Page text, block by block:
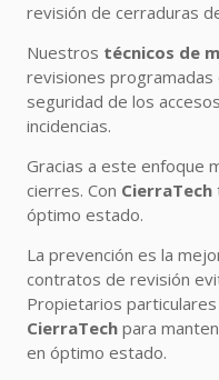
revisión de cerraduras
Nuestros técnicos de
revisiones programadas
seguridad de los
incidencias.
Gracias a este enfoque
cierres. Con CierraTech
óptimo estado.
La prevención es la
contratos de revisión
Propietarios
CierraTech para
en óptimo estado.